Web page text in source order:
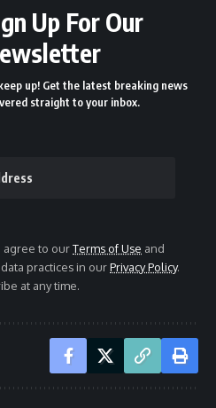
Up For Our
up! Get the latest breaking news
straight to your inbox.
agree to ourTerms of Use and
practices in ourPrivacy Policy.
at any time.